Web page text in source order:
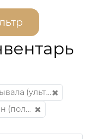
Покрывала (ультрастеп)
Полисатин (полиэстер 100%)